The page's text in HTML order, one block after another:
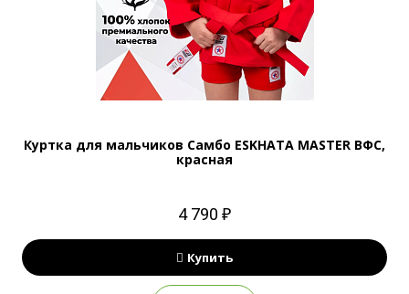
Куртка для мальчиков Самбо ESKHATA MASTER ВФС,
красная
4 790 ₽
Купить